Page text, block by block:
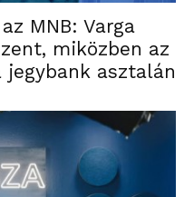
MNB: Varga
miközben az
jegybank asztalán